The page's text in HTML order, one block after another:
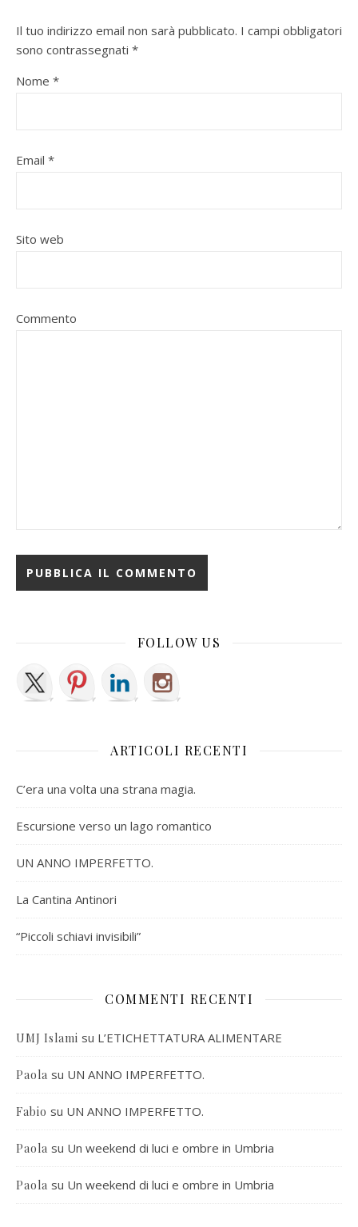
Il tuo indirizzo email non sarà pubblicato. I campi obbligatori
sono contrassegnati *
Nome *
Email *
Sito web
Commento
FOLLOW US
ARTICOLI RECENTI
C’era una volta una strana magia.
Escursione verso un lago romantico
UN ANNO IMPERFETTO.
La Cantina Antinori
“Piccoli schiavi invisibili”
COMMENTI RECENTI
UMJ Islami su L’ETICHETTATURA ALIMENTARE
Paola su UN ANNO IMPERFETTO.
Fabio su UN ANNO IMPERFETTO.
Paola su Un weekend di luci e ombre in Umbria
Paola su Un weekend di luci e ombre in Umbria